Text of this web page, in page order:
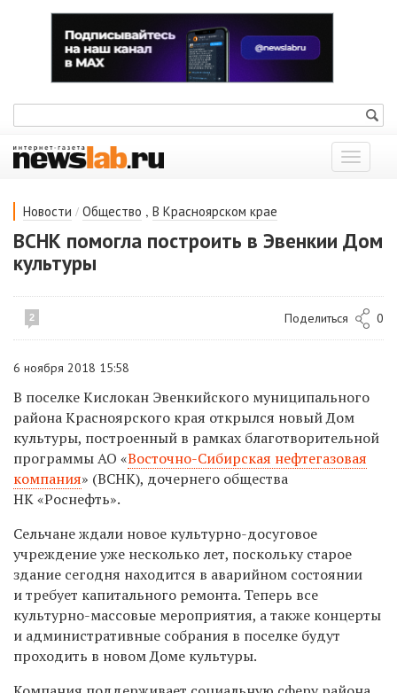
Показать
меню
Новости / Общество , В Красноярском крае
ВСНК помогла построить в Эвенкии Дом
культуры
2 Поделиться 0
6 ноября 2018 15:58
В поселке Кислокан Эвенкийского муниципального
района Красноярского края открылся новый Дом
культуры, построенный в рамках благотворительной
программы АО «Восточно-Сибирская нефтегазовая
компания» (ВСНК), дочернего общества
НК «Роснефть».
Сельчане ждали новое культурно-досуговое
учреждение уже несколько лет, поскольку старое
здание сегодня находится в аварийном состоянии
и требует капитального ремонта. Теперь все
культурно-массовые мероприятия, а также концерты
и административные собрания в поселке будут
проходить в новом Доме культуры.